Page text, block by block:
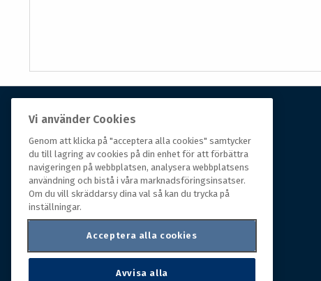
Om Hall Miba
Hall Miba är grossisten som funnits på marknaden i
över 150 år. Från huvudkontoret i småländska Växjö
styrs hela organisationen, som erbjuder prisvärda
produkter till kunder i rörelse.
Vi använder Cookies
Genom att klicka på "acceptera alla cookies" samtycker
du till lagring av cookies på din enhet för att förbättra
navigeringen på webbplatsen, analysera webbplatsens
användning och bistå i våra marknadsföringsinsatser.
Om du vill skräddarsy dina val så kan du trycka på
inställningar.
Acceptera alla cookies
Avvisa alla